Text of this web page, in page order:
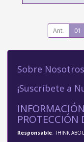
Ant. 01
Sobre Nosotros
¡Suscríbete a
PROTECCIÓN
Responsable: THINK